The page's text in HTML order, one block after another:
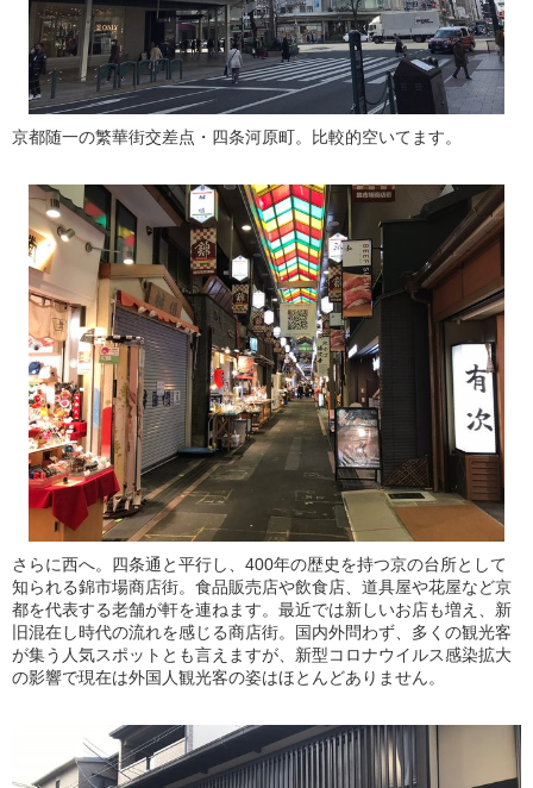
京都随一の繁華街交差点・四条河原町。比較的空いてます。
さらに西へ。四条通と平行し、400年の歴史を持つ京の台所として
知られる錦市場商店街。食品販売店や飲食店、道具屋や花屋など京
都を代表する老舗が軒を連ねます。最近では新しいお店も増え、新
旧混在し時代の流れを感じる商店街。国内外問わず、多くの観光客
が集う人気スポットとも言えますが、新型コロナウイルス感染拡大
の影響で現在は外国人観光客の姿はほとんどありません。